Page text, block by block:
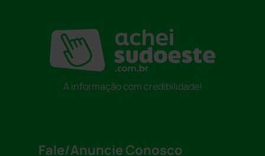
A informação com credibilidade!
Fale/Anuncie Conosco